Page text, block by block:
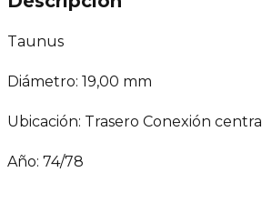
Taunus
Diámetro: 19,00 mm
Ubicación: Trasero Conexión central
Año: 74/78